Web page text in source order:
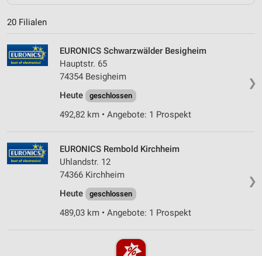
20 Filialen
❯
EURONICS Schwarzwälder Besigheim
Hauptstr. 65
74354 Besigheim
Heute
geschlossen
492,82 km • Angebote: 1 Prospekt
❯
EURONICS Rembold Kirchheim
Uhlandstr. 12
74366 Kirchheim
Heute
geschlossen
489,03 km • Angebote: 1 Prospekt